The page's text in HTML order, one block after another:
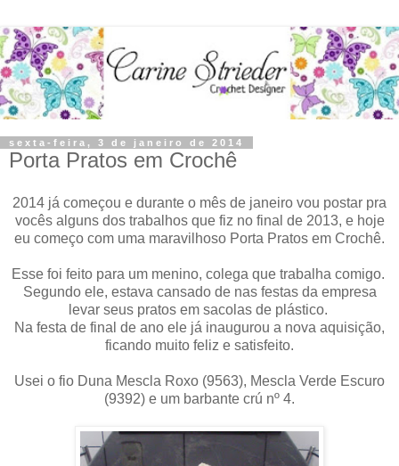
sexta-feira, 3 de janeiro de 2014
Porta Pratos em Crochê
2014 já começou e durante o mês de janeiro vou postar pra
vocês alguns dos trabalhos que fiz no final de 2013, e hoje
eu começo com uma maravilhoso Porta Pratos em Crochê.
Esse foi feito para um menino, colega que trabalha comigo.
Segundo ele, estava cansado de nas festas da empresa
levar seus pratos em sacolas de plástico.
Na festa de final de ano ele já inaugurou a nova aquisição,
ficando muito feliz e satisfeito.
Usei o fio Duna Mescla Roxo (9563), Mescla Verde Escuro
(9392) e um barbante crú nº 4.